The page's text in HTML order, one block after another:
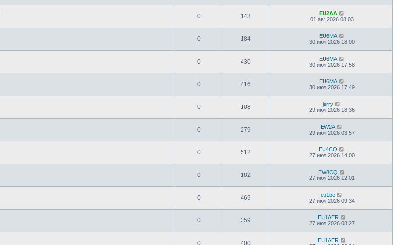
0 143
EU2AA
01 авг 2026 08:03
0 184
EU6MA
30 июл 2026 18:00
0 430
EU6MA
30 июл 2026 17:58
0 416
EU6MA
30 июл 2026 17:49
0 108
jerry
29 июл 2026 18:36
0 279
EW2A
29 июл 2026 03:57
0 512
EU4CQ
27 июл 2026 14:00
0 182
EW8CQ
27 июл 2026 12:01
0 469
eu1be
27 июл 2026 09:34
0 359
EU1AER
27 июл 2026 08:27
0 400
EU1AER